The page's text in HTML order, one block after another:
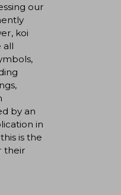
our
koi
all
by an
in
is the
their